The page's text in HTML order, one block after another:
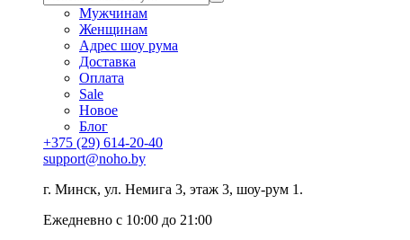
Мужчинам
Женщинам
Адрес шоу рума
Доставка
Оплата
Sale
Новое
Блог
+375 (29) 614-20-40
support@noho.by
г. Минск, ул. Немига 3, этаж 3, шоу-рум 1.
Ежедневно с 10:00 до 21:00